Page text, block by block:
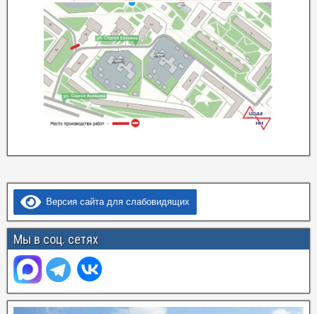
Версия сайта для слабовидящих
Мы в соц. сетях